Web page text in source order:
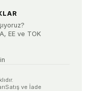
EE ve TOK
Satış ve İade